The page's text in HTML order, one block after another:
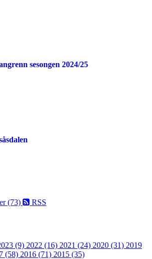
sesongen 2024/25
(73) RSS
(9) 2022 (16) 2021 (24) 2020 (31) 2019
(58) 2016 (71) 2015 (35)